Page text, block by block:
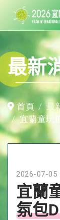
最新
首頁
最
宜蘭童玩
2026-07-05
宜蘭
氛包